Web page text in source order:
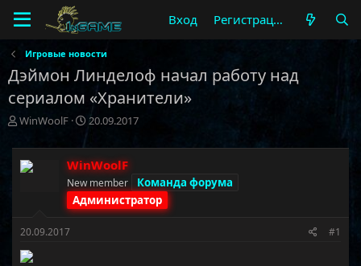
Вход Регистрация
Игровые новости
Дэймон Линделоф начал работу над
сериалом «Хранители»
А
т
о
р
ы
WinWoolF
Д
т
а
н
а
ч
20.09.2017
WinWoolF
New member
Команда форума
Администратор
20.09.2017 #1